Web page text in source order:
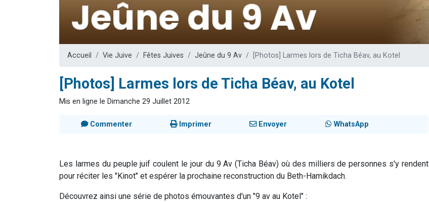
30 personnes viennent de faire un don pour Sauvez la jambe de Yohan
Il reste 49 places pour étudier en groupe sur Zoom
12 nouvelles musiques dans Torah-Box Music
2 personnes viennent de nous rejoindre sur WhatsApp
2 personnes viennent de nous rejoindre sur WhatsApp
Accueil Vie Juive Fêtes Juives Jeûne du 9 Av [Photos] Larmes lors de Ticha Béav, au Kotel
[Photos] Larmes lors de Ticha Béav, au Kotel
Mis en ligne le Dimanche 29 Juillet 2012
Commenter Imprimer Envoyer WhatsApp
Les larmes du peuple juif coulent le jour du 9 Av (Ticha Béav) où des milliers de personnes s'y rendent
pour réciter les "Kinot" et espérer la prochaine reconstruction du Beth-Hamikdach.
Découvrez ainsi une série de photos émouvantes d'un "9 av au Kotel" :